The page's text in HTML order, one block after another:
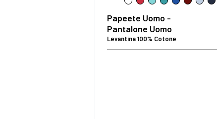
Papeete Uomo -
Pantalone Uomo
Levantina 100% Cotone